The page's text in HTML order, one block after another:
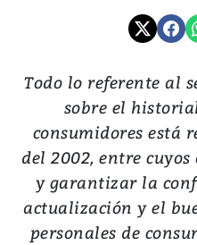
Todo lo referente al
sobre el
consumidores está
del 2002, entre
y garantizar la
actualización y el
personales de